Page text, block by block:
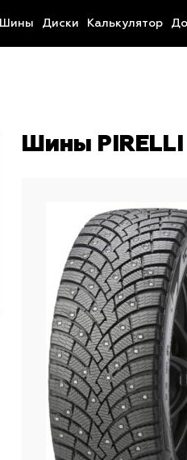
Шины Диски Калькулятор
Шины PIRELLI